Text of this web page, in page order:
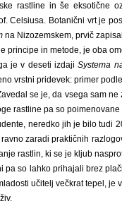
rastline in še eksotične
Celsiusa. Botanični vrt je
na Nizozemskem, prvič
principe in metode, je oba
je v deseti izdaji Systema
vrstni pridevek: primer
se je, da vsega sam
rastline pa so
neredko jih je bilo tudi
zaradi praktičnih
rastlin, ki se je kljub
so lahko prihajali brez
učitelj večkrat tepel, je